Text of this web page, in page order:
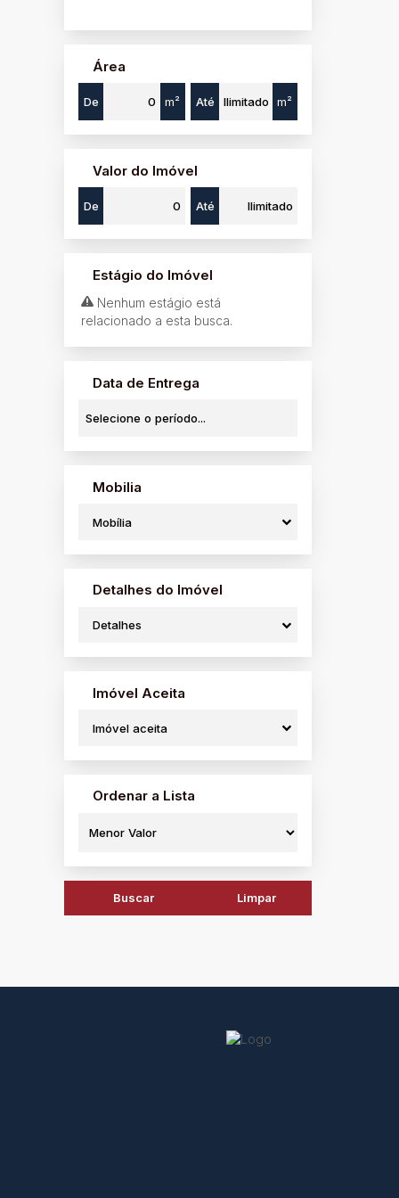
Área
De m² Até m²
Valor do Imóvel
De Até
Estágio do Imóvel
Nenhum estágio está
relacionado a esta busca.
Data de Entrega
Mobilia
Mobília
Detalhes do Imóvel
Detalhes
Imóvel Aceita
Imóvel aceita
Ordenar a Lista
Buscar Limpar